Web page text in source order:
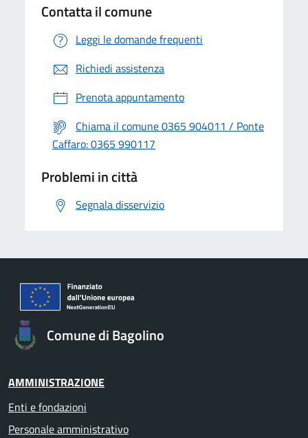
Contatta il comune
Leggi le domande frequenti
Richiedi assistenza
Prenota appuntamento
Chiama il comune 0365 904011 / Ponte
Caffaro: 0365 990117
Problemi in città
Segnala disservizio
Comune di Bagolino
AMMINISTRAZIONE
Enti e fondazioni
Personale amministrativo